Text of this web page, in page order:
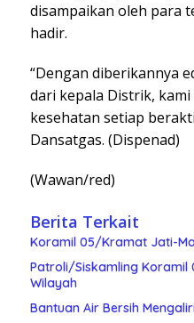
disampaikan oleh para
hadir.
“Dengan diberikannya
dari kepala Distrik,
kesehatan setiap
Dansatgas. (Dispenad)
(Wawan/red)
Berita Terkait
Koramil 05/Kramat Jati-
Patroli/Siskamling Koramil
Wilayah
Bantuan Air Bersih